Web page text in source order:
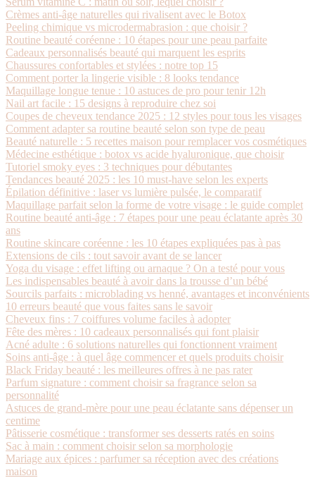
Crèmes anti-âge naturelles qui rivalisent avec le Botox
Peeling chimique vs microdermabrasion : que choisir ?
Routine beauté coréenne : 10 étapes pour une peau parfaite
Cadeaux personnalisés beauté qui marquent les esprits
Chaussures confortables et stylées : notre top 15
Comment porter la lingerie visible : 8 looks tendance
Maquillage longue tenue : 10 astuces de pro pour tenir 12h
Nail art facile : 15 designs à reproduire chez soi
Coupes de cheveux tendance 2025 : 12 styles pour tous les visages
Comment adapter sa routine beauté selon son type de peau
Beauté naturelle : 5 recettes maison pour remplacer vos cosmétiques
Médecine esthétique : botox vs acide hyaluronique, que choisir
Tutoriel smoky eyes : 3 techniques pour débutantes
Tendances beauté 2025 : les 10 must-have selon les experts
Épilation définitive : laser vs lumière pulsée, le comparatif
Maquillage parfait selon la forme de votre visage : le guide complet
Routine beauté anti-âge : 7 étapes pour une peau éclatante après 30
ans
Routine skincare coréenne : les 10 étapes expliquées pas à pas
Extensions de cils : tout savoir avant de se lancer
Yoga du visage : effet lifting ou arnaque ? On a testé pour vous
Les indispensables beauté à avoir dans la trousse d’un bébé
Sourcils parfaits : microblading vs henné, avantages et inconvénients
10 erreurs beauté que vous faites sans le savoir
Cheveux fins : 7 coiffures volume faciles à adopter
Fête des mères : 10 cadeaux personnalisés qui font plaisir
Acné adulte : 6 solutions naturelles qui fonctionnent vraiment
Soins anti-âge : à quel âge commencer et quels produits choisir
Black Friday beauté : les meilleures offres à ne pas rater
Parfum signature : comment choisir sa fragrance selon sa
personnalité
Astuces de grand-mère pour une peau éclatante sans dépenser un
centime
Pâtisserie cosmétique : transformer ses desserts ratés en soins
Sac à main : comment choisir selon sa morphologie
Mariage aux épices : parfumer sa réception avec des créations
maison